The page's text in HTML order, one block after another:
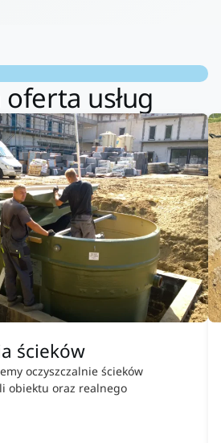
oferta usług
ścieków
oczyszczalnie ścieków
obiektu oraz realnego